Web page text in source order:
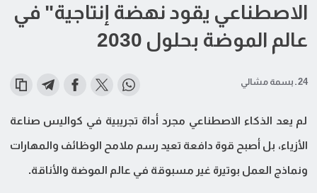
الاصطناعي يقود نهضة إنتاجية" في
عالم الموضة بحلول 2030
24 ـ بسمة مشالي
لم يعد الذكاء الاصطناعي مجرد أداة تجريبية في كواليس صناعة
الأزياء، بل أصبح قوة دافعة تعيد رسم ملامح الوظائف والمهارات
ونماذج العمل بوتيرة غير مسبوقة في عالم الموضة والأناقة.